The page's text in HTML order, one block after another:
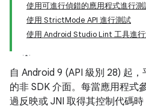
使用可進行偵錯的應用程式進行測
使用 StrictMode API 進行測試
使用 Android Studio Lint 工具進
自 Android 9 (API 級別 28) 起
的非 SDK 介面。每當應用程式
過反映或 JNI 取得其控制代碼